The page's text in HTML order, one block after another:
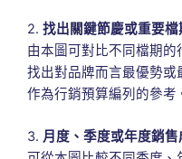
2. 找出關鍵節慶或重要檔
由本圖可對比不同檔期的
找出對品牌而言最優勢或
作為行銷預算編列的參考
3. 月度、季度或年度銷